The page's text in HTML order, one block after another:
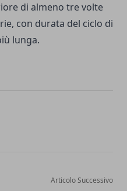
di almeno tre volte
con durata del ciclo di
lunga.
Articolo Successivo